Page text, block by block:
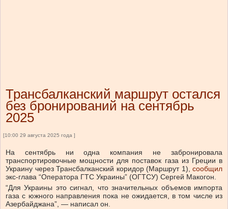
Трансбалканский маршрут остался
без бронирований на сентябрь
2025
[10:00 29 августа 2025 года ]
На сентябрь ни одна компания не забронировала
транспортировочные мощности для поставок газа из Греции в
Украину через Трансбалканский коридор (Маршрут 1), сообщил
экс-глава “Оператора ГТС Украины” (ОГТСУ) Сергей Макогон.
“Для Украины это сигнал, что значительных объемов импорта
газа с южного направления пока не ожидается, в том числе из
Азербайджана”, — написал он.